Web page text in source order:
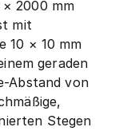
× 2000 mm
mit
10 × 10 mm
geraden
Abstand von
Stegen